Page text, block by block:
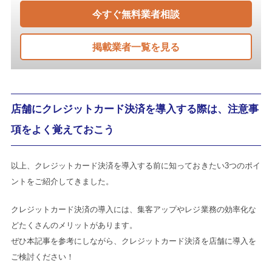
今すぐ無料業者相談
掲載業者一覧を見る
店舗にクレジットカード決済を導入する際は、注意事
項をよく覚えておこう
以上、クレジットカード決済を導入する前に知っておきたい3つのポイ
ントをご紹介してきました。
クレジットカード決済の導入には、集客アップやレジ業務の効率化な
どたくさんのメリットがあります。
ぜひ本記事を参考にしながら、クレジットカード決済を店舗に導入を
ご検討ください！